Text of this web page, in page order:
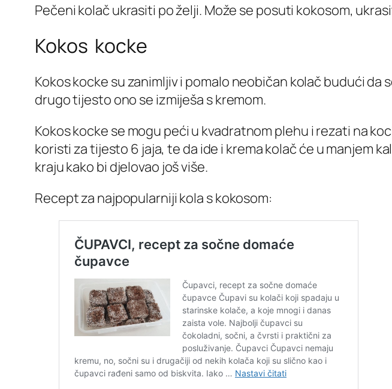
Pečeni kolač ukrasiti po želji. Može se posuti kokosom,
Kokos kocke
Kokos kocke su zanimljiv i pomalo neobičan kolač budući
drugo tijesto ono se izmiješa s kremom.
Kokos kocke se mogu peći u kvadratnom plehu i rezati na
koristi za tijesto 6 jaja, te da ide i krema kolač će u manjem
kraju kako bi djelovao još više.
Recept za najpopularniji kola s kokosom: